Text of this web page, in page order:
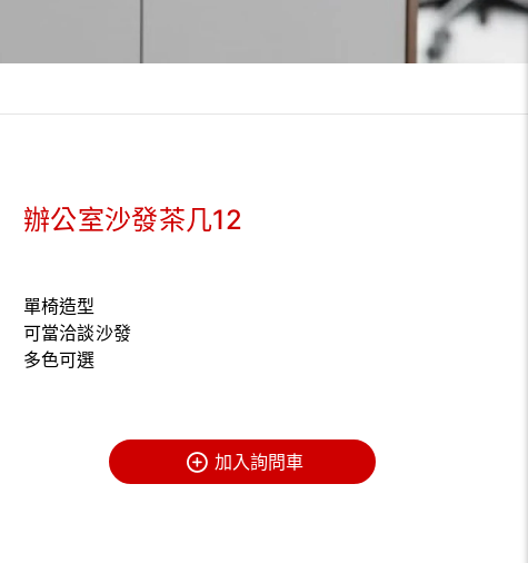
辦公室沙發茶几12
單椅造型
可當洽談沙發
多色可選
加入詢問車